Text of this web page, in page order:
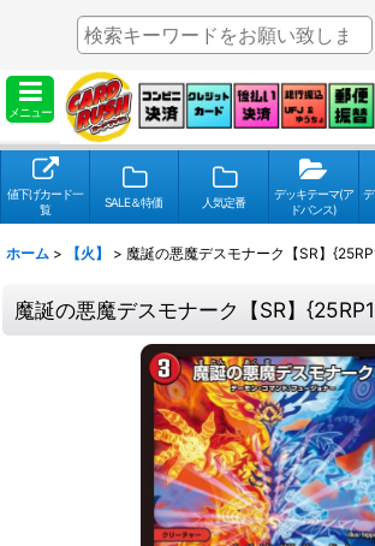
メニュー
値下げカード一
覧
SALE＆特価 人気定番
デッキテーマ(ア
ドバンス)
ホーム > 【火】 > 魔誕の悪魔デスモナーク【SR】
魔誕の悪魔デスモナーク【SR】